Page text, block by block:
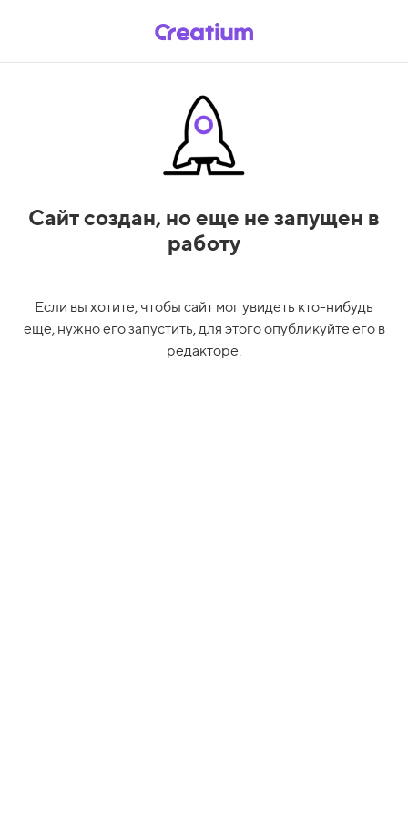
Сайт создан, но еще не запущен в
работу
Если вы хотите, чтобы сайт мог увидеть кто-нибудь
еще, нужно его запустить, для этого опубликуйте его в
редакторе.